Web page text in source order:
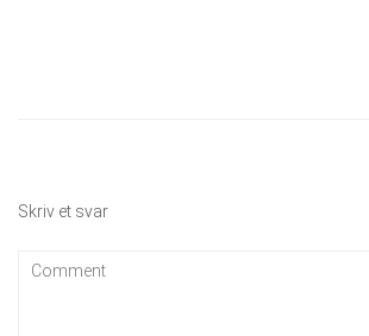
Skriv et svar